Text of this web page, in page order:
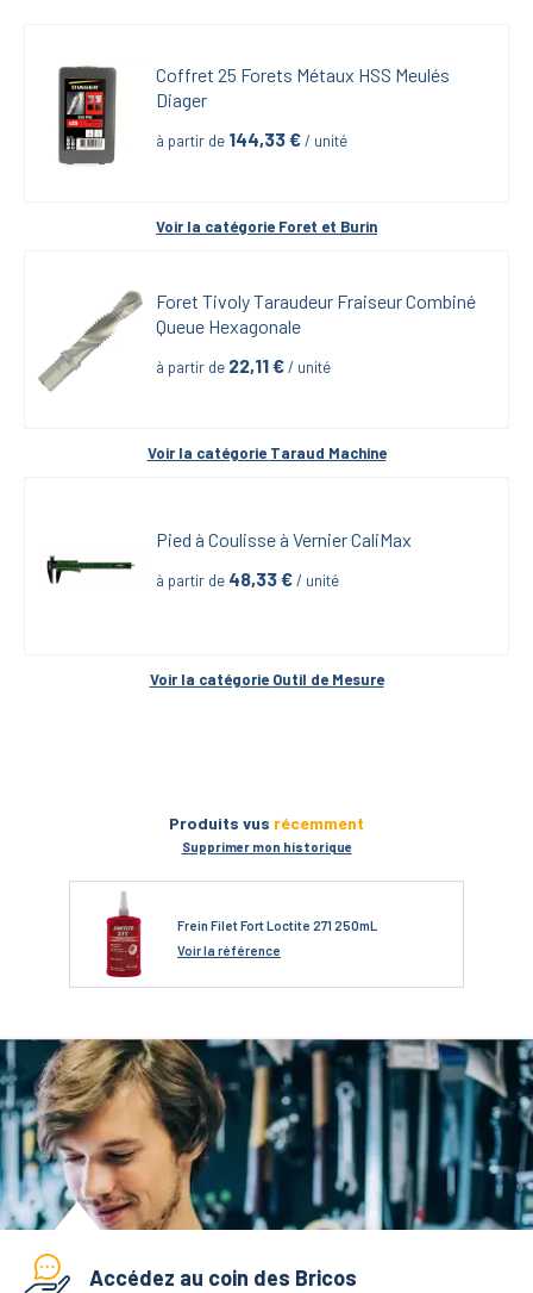
Coffret 25 Forets Métaux HSS Meulés
Diager
à partir de 144,33 € / unité
Voir la catégorie Foret et Burin
Foret Tivoly Taraudeur Fraiseur Combiné
Queue Hexagonale
à partir de 22,11 € / unité
Voir la catégorie Taraud Machine
Pied à Coulisse à Vernier CaliMax
à partir de 48,33 € / unité
Voir la catégorie Outil de Mesure
Produits vus récemment
Supprimer mon historique
Frein Filet Fort Loctite 271 250mL
Voirla référence
Accédez au coin des Bricos